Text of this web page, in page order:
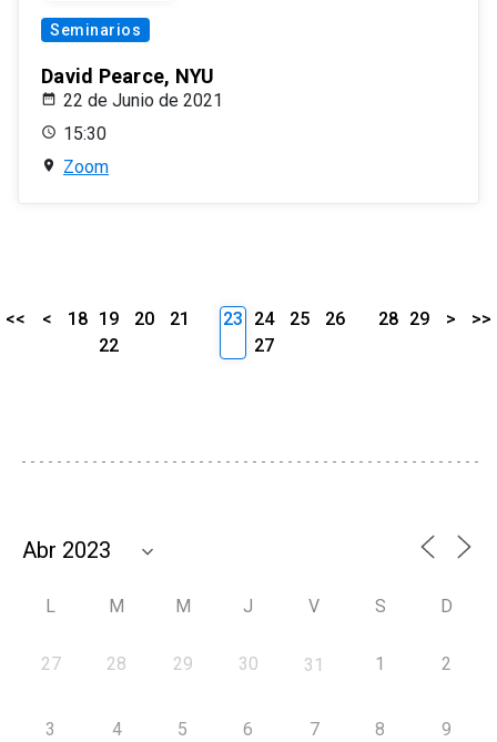
Seminarios
David Pearce, NYU
22 de Junio de 2021
15:30
Zoom
<< < 18 19 20
21
22
23 24 25
26
27
28 29 > >>
L M M J V S D
27 28 29 30 31 1 2
3 4 5 6 7 8 9